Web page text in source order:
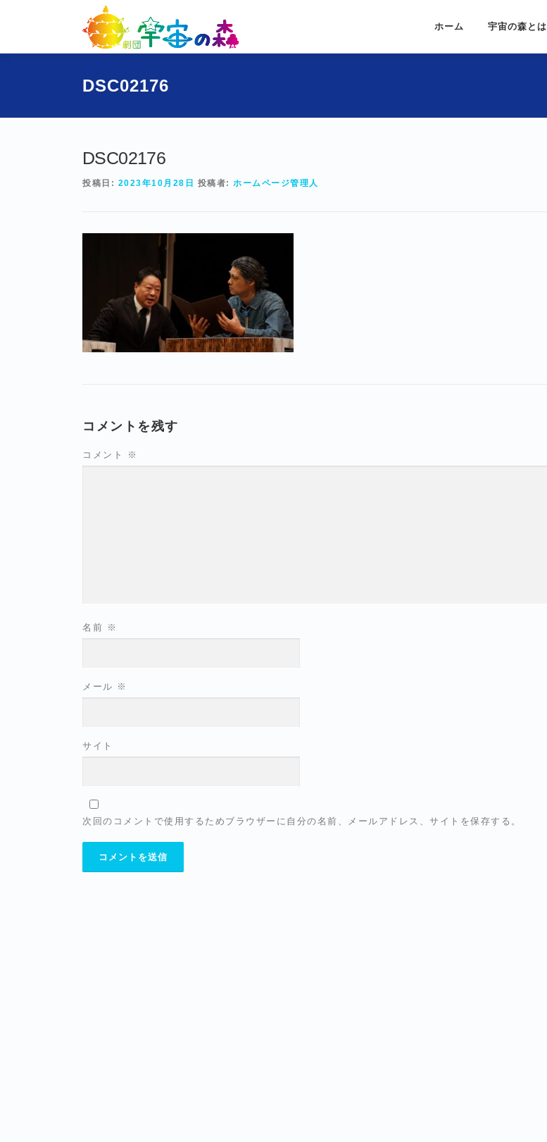
ン
キ
ホーム 宇宙の森とは
DSC02176
DSC02176
投稿日: 2023年10月28日 投稿者: ホームページ管理人
コメントを残す
コメント ※
名前 ※
メール ※
サイト
次回のコメントで使用するためブラウザーに自分の名前、メールアドレス、サイトを保存する。